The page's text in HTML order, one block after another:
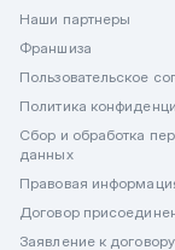
Наши партнеры
Франшиза
Пользовательское
Политика
Сбор и обработка
данных
Правовая
Договор
Заявление к договору